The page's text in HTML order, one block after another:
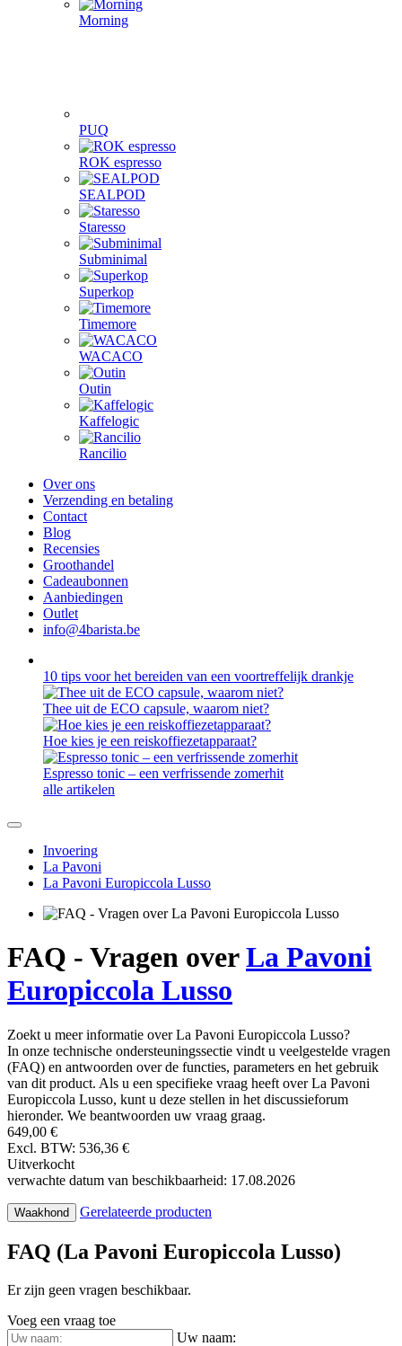
Morning
PUQ
ROK espresso
SEALPOD
Staresso
Subminimal
Superkop
Timemore
WACACO
Outin
Kaffelogic
Rancilio
Over ons
Verzending en betaling
Contact
Blog
Recensies
Groothandel
Cadeaubonnen
Aanbiedingen
Outlet
info@4barista.be
10 tips voor het bereiden van een voortreffelijk drankje
Thee uit de ECO capsule, waarom niet?
Hoe kies je een reiskoffiezetapparaat?
Espresso tonic – een verfrissende zomerhit
alle artikelen
Invoering
La Pavoni
La Pavoni Europiccola Lusso
FAQ - Vragen overLa Pavoni
Europiccola Lusso
Zoekt u meer informatie over La Pavoni Europiccola Lusso?
In onze technische ondersteuningssectie vindt u veelgestelde vragen
(FAQ) en antwoorden over de functies, parameters en het gebruik
van dit product. Als u een specifieke vraag heeft over La Pavoni
Europiccola Lusso, kunt u deze stellen in het discussieforum
hieronder. We beantwoorden uw vraag graag.
649,00 €
Excl. BTW: 536,36 €
Uitverkocht
verwachte datum van beschikbaarheid: 17.08.2026
Waakhond Gerelateerde producten
FAQ (La Pavoni Europiccola Lusso)
Er zijn geen vragen beschikbaar.
Voeg een vraag toe
Uw naam: